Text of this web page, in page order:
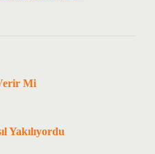
Mi
Yakılıyordu